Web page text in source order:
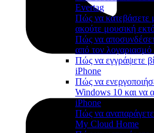
Evertag
Πώς να κατεβάσετε
ακούτε μουσική
Πώς να
από τον
Πώς να εγγράψετε
iPhone
Πώς να
Windows 10 και να
iPhone
Πώς να
My Cloud Home